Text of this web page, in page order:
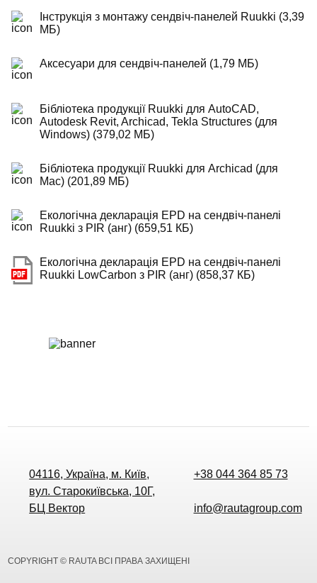
Інструкція з монтажу сендвіч-панелей Ruukki (3,39
МБ)
Аксесуари для сендвіч-панелей (1,79 МБ)
Бібліотека продукції Ruukki для AutoCAD,
Autodesk Revit, Archicad, Tekla Structures (для
Windows) (379,02 МБ)
Бібліотека продукції Ruukki для Archicad (для
Mac) (201,89 МБ)
Екологічна декларація EPD на сендвіч-панелі
Ruukki з PIR (анг) (659,51 КБ)
Екологічна декларація EPD на сендвіч-панелі
Ruukki LowCarbon з PIR (анг) (858,37 КБ)
04116, Україна, м. Київ,
вул. Старокиївська, 10Г,
БЦ Вектор
+38 044 364 85 73
info@rautagroup.com
COPYRIGHT © RAUTA ВСІ ПРАВА ЗАХИЩЕНІ